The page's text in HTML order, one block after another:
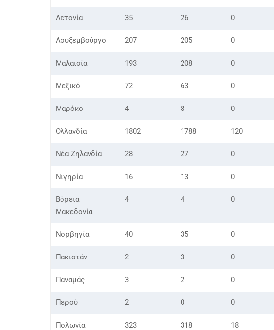
Λετονία 35 26 0
Λουξεμβούργο 207 205 0
Μαλαισία 193 208 0
Μεξικό 72 63 0
Μαρόκο 4 8 0
Ολλανδία 1802 1788 120
Νέα Ζηλανδία 28 27 0
Νιγηρία 16 13 0
Βόρεια
Μακεδονία
4 4 0
Νορβηγία 40 35 0
Πακιστάν 2 3 0
Παναμάς 3 2 0
Περού 2 0 0
Πολωνία 323 318 18